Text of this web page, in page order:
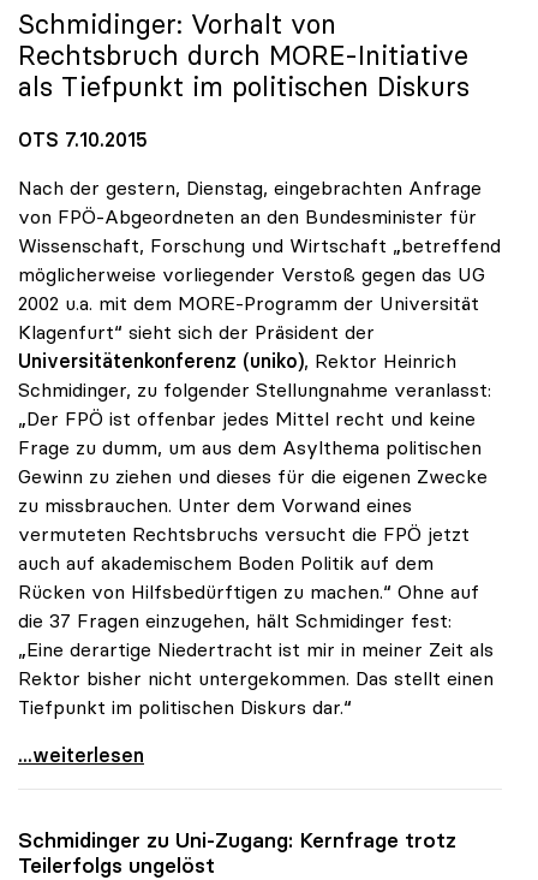
Schmidinger: Vorhalt von
Rechtsbruch durch MORE-Initiative
als Tiefpunkt im politischen Diskurs
OTS 7.10.2015
Nach der gestern, Dienstag, eingebrachten Anfrage
von FPÖ-Abgeordneten an den Bundesminister für
Wissenschaft, Forschung und Wirtschaft „betreffend
möglicherweise vorliegender Verstoß gegen das UG
2002 u.a. mit dem MORE-Programm der Universität
Klagenfurt“ sieht sich der Präsident der
Universitätenkonferenz (uniko), Rektor Heinrich
Schmidinger, zu folgender Stellungnahme veranlasst:
„Der FPÖ ist offenbar jedes Mittel recht und keine
Frage zu dumm, um aus dem Asylthema politischen
Gewinn zu ziehen und dieses für die eigenen Zwecke
zu missbrauchen. Unter dem Vorwand eines
vermuteten Rechtsbruchs versucht die FPÖ jetzt
auch auf akademischem Boden Politik auf dem
Rücken von Hilfsbedürftigen zu machen.“ Ohne auf
die 37 Fragen einzugehen, hält Schmidinger fest:
„Eine derartige Niedertracht ist mir in meiner Zeit als
Rektor bisher nicht untergekommen. Das stellt einen
Tiefpunkt im politischen Diskurs dar.“
uniko zur FPÖ-Anfrage: „Asylthema wird
...weiterlesen
Schmidinger zu Uni-Zugang: Kernfrage trotz
Teilerfolgs ungelöst